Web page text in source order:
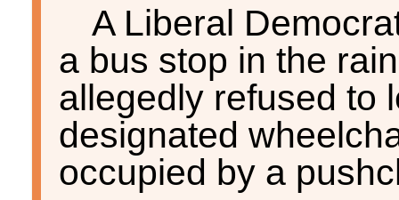
A Liberal
a bus stop in the
allegedly refused to
designated
occupied by a